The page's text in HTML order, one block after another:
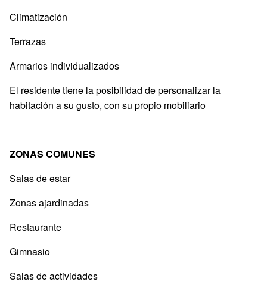
Climatización
Terrazas
Armarios individualizados
El residente tiene la posibilidad de personalizar la
habitación a su gusto, con su propio mobiliario
ZONAS COMUNES
Salas de estar
Zonas ajardinadas
Restaurante
Gimnasio
Salas de actividades